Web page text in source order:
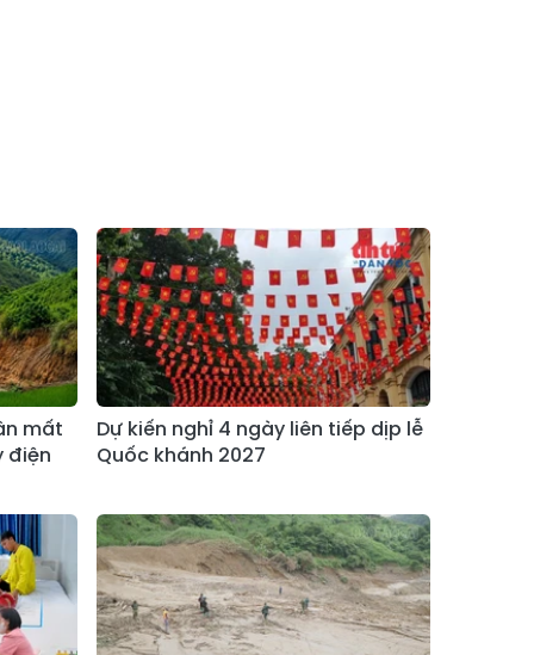
Xã Bảo Nhai
Xã Bản Liền
Xã Bắc Hà
Xã Tả Củ Tỷ
Xã Lùng Phình
Xã Pha Long
Xã Mường
Khương
Xã Bản Lầu
Xã Cao Sơn
Xã Si Ma Cai
Xã Ngũ Chỉ
Sơn
Xã Chế Tạo
Xã Lao Chải
Xã Nậm Có
mất
điện
Dự kiến nghỉ 4 ngày liên tiếp dịp lễ
Quốc khánh 2027